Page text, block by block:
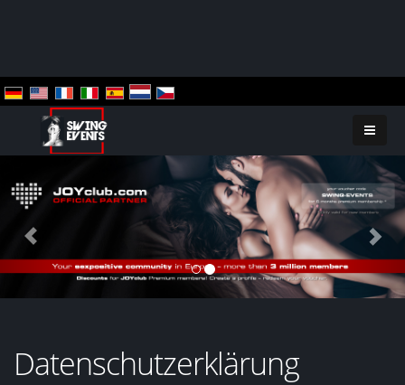
Datenschutzerklärung